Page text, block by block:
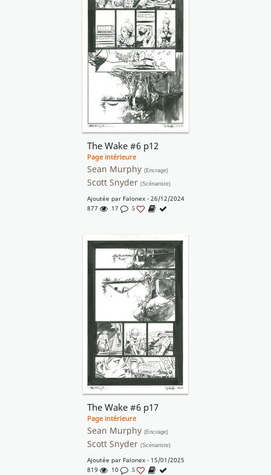
The Wake #6 p12
Page intérieure
Sean Murphy (Encrage)
Scott Snyder (Scénariste)
Ajoutée par Falonex- 26/12/2024
877
17 5
The Wake #6 p17
Page intérieure
Sean Murphy (Encrage)
Scott Snyder (Scénariste)
Ajoutée par Falonex- 15/01/2025
819
10 5